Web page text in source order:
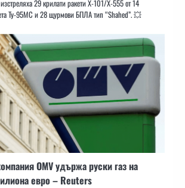
29 крилати ракети Х-101/Х-555 от 14
Ту-95МС и 28 щурмови БПЛА тип “Shahed”. 💥
OMV удържа руски газ на
евро – Reuters